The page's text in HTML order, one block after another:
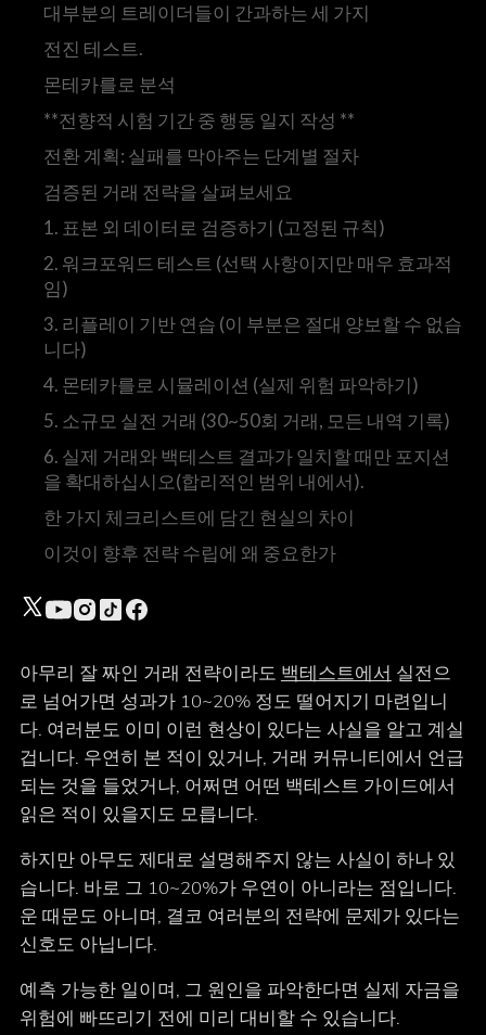
아무리 잘 짜인 거래 전략이라도 백테스트에서 실전으
로 넘어가면 성과가 10~20% 정도 떨어지기 마련입니
다. 여러분도 이미 이런 현상이 있다는 사실을 알고 계실
겁니다. 우연히 본 적이 있거나, 거래 커뮤니티에서 언급
되는 것을 들었거나, 어쩌면 어떤 백테스트 가이드에서
읽은 적이 있을지도 모릅니다.
하지만 아무도 제대로 설명해주지 않는 사실이 하나 있
습니다. 바로 그 10~20%가 우연이 아니라는 점입니다.
운 때문도 아니며, 결코 여러분의 전략에 문제가 있다는
신호도 아닙니다.
예측 가능한 일이며, 그 원인을 파악한다면 실제 자금을
위험에 빠뜨리기 전에 미리 대비할 수 있습니다.
대부분의 트레이더들이 간과하는 세 가지
전진 테스트.
몬테카를로 분석
**전향적 시험 기간 중 행동 일지 작성 **
전환 계획: 실패를 막아주는 단계별 절차
검증된 거래 전략을 살펴보세요
1. 표본 외 데이터로 검증하기 (고정된 규칙)
2. 워크포워드 테스트 (선택 사항이지만 매우 효과적
임)
3. 리플레이 기반 연습 (이 부분은 절대 양보할 수 없습
니다)
4. 몬테카를로 시뮬레이션 (실제 위험 파악하기)
5. 소규모 실전 거래 (30~50회 거래, 모든 내역 기록)
6. 실제 거래와 백테스트 결과가 일치할 때만 포지션
을 확대하십시오(합리적인 범위 내에서).
한 가지 체크리스트에 담긴 현실의 차이
이것이 향후 전략 수립에 왜 중요한가